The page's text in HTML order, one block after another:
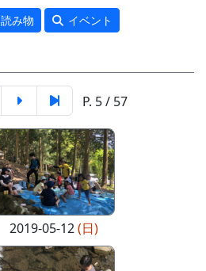
読み物 イベント
P. 5 / 57
2019-05-12(日)